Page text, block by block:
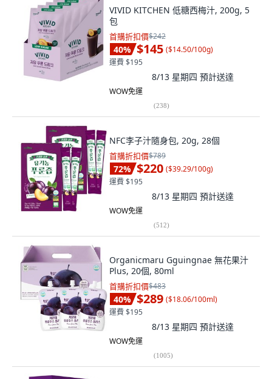
VIVID KITCHEN 低糖西梅汁, 200g, 5
包
首購折扣價$242
40% $145 ($14.50/100g)
運費 $195
8/13 星期四 預計送達
WOW免運
(238)
NFC李子汁隨身包, 20g, 28個
首購折扣價$789
72% $220 ($39.29/100g)
運費 $195
8/13 星期四 預計送達
WOW免運
(512)
Organicmaru Gguingnae 無花果汁
Plus, 20個, 80ml
首購折扣價$483
40% $289 ($18.06/100ml)
運費 $195
8/13 星期四 預計送達
WOW免運
(1005)